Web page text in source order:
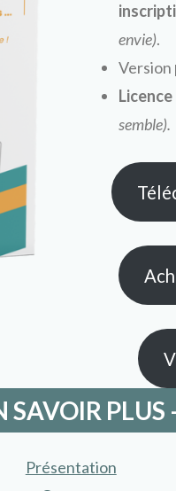
envie).
Version
semble).
SAVOIR PLUS
Présentation